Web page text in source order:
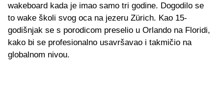
wakeboard kada je imao samo tri godine. Dogodilo se
to wake školi svog oca na jezeru Zürich. Kao 15-
godišnjak se s porodicom preselio u Orlando na Floridi,
kako bi se profesionalno usavršavao i takmičio na
globalnom nivou.